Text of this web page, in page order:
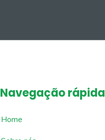
Navegação rápida
Home